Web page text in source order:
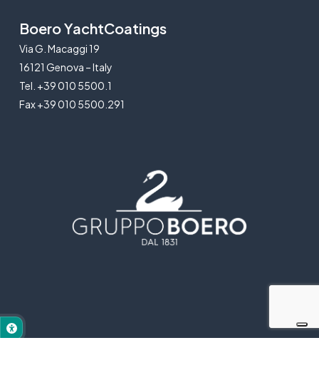
Boero YachtCoatings
Via G. Macaggi 19
16121 Genova – Italy
Tel. +39 010 5500.1
Fax +39 010 5500.291